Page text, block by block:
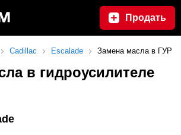
Продать
Cadillac Escalade Замена масла в ГУР
в гидроусилителе